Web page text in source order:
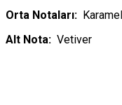
Orta Notaları:
Alt Nota: Vetiver